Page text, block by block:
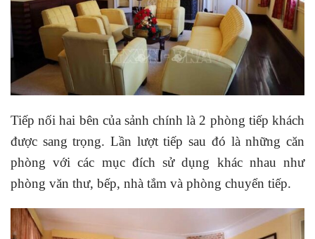
Tiếp nối hai bên của sảnh chính là 2 phòng tiếp khách
được sang trọng. Lần lượt tiếp sau đó là những căn
phòng với các mục đích sử dụng khác nhau như
phòng văn thư, bếp, nhà tắm và phòng chuyển tiếp.